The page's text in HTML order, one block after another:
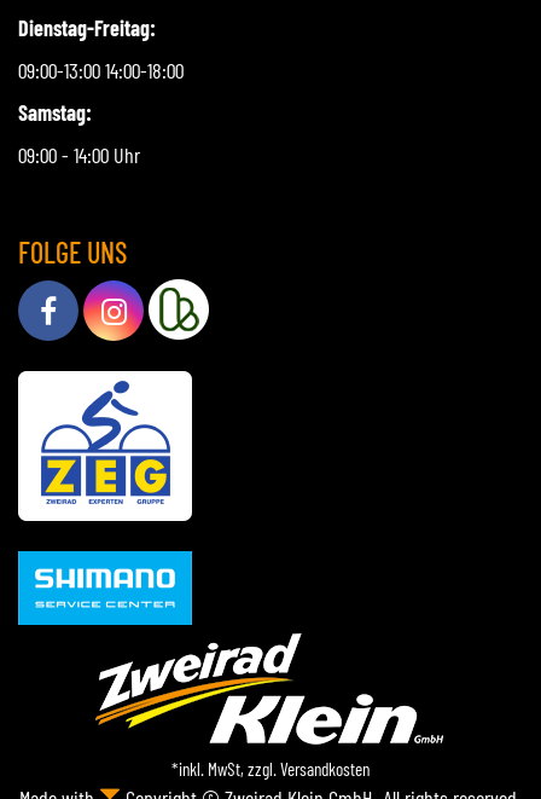
Dienstag-Freitag:
09:00-13:00 14:00-18:00
Samstag:
09:00 - 14:00 Uhr
FOLGE UNS
*inkl. MwSt, zzgl.Versandkosten